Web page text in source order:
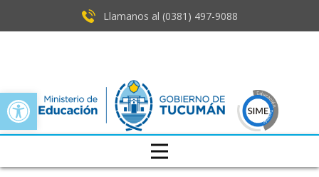
Open toolbar
Llamanos al (0381) ​497-9088